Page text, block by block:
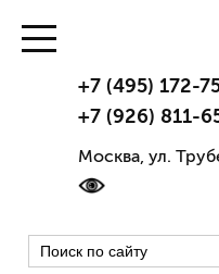
+7 (495) 172-
+7 (926) 811-
Москва, ул.